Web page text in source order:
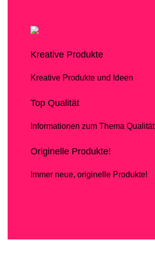
Kreative Produkte
Kreative Produkte und Ideen
Top Qualität
Informationen zum Thema Qualität
Originelle Produkte!
Immer neue, originelle Produkte!